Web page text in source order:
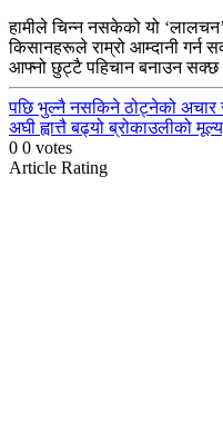
हामीले चिन्न नसकेको यो
किसानहरूले राम्रो आम्दानी गर्न
आफ्नो छुट्टै पहिचान बनाउन
Continue
Reading
पछिभुल्नै नसकिने ठोट्नेको अचार
अघीह्वात्तै बढ्यो ब्रोकाउलीको
0 0 votes
Article Rating